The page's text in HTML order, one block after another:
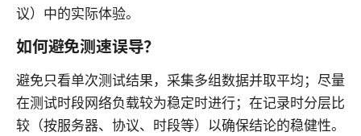
议）中的实际体验。
如何避免测速误导？
避免只看单次测试结果，采集多组数据并取平均；尽量
在测试时段网络负载较为稳定时进行；在记录时分层比
较（按服务器、协议、时段等）以确保结论的稳健性。